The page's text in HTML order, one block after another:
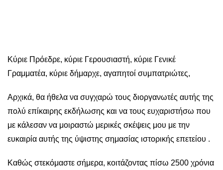
Κύριε Πρόεδρε, κύριε Γερουσιαστή, κύριε Γενικέ
Γραμματέα, κύριε δήμαρχε, αγαπητοί συμπατριώτες,
Αρχικά, θα ήθελα να συγχαρώ τους διοργανωτές αυτής της
πολύ επίκαιρης εκδήλωσης και να τους ευχαριστήσω που
με κάλεσαν να μοιραστώ μερικές σκέψεις μου με την
ευκαιρία αυτής της ύψιστης σημασίας ιστορικής επετείου .
Καθώς στεκόμαστε σήμερα, κοιτάζοντας πίσω 2500 χρόνια